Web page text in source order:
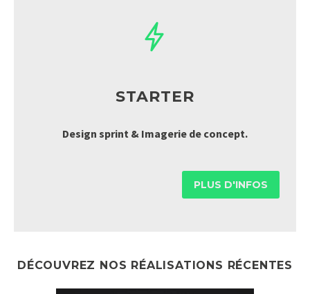


STARTER
Design sprint & Imagerie de concept.
PLUS D'INFOS
DÉCOUVREZ NOS RÉALISATIONS RÉCENTES